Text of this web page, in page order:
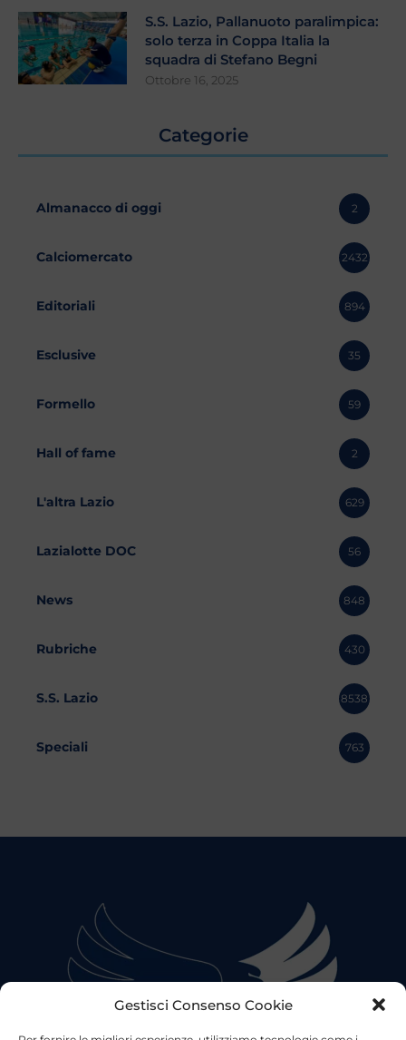
Gestisci Consenso Cookie
S.S. Lazio, Pallanuoto paralimpica:
solo terza in Coppa Italia la
squadra di Stefano Begni
Ottobre 16, 2025
Categorie
Almanacco di oggi 2
Calciomercato 2432
Editoriali 894
Esclusive 35
Formello 59
Hall of fame 2
L'altra Lazio 629
Lazialotte DOC 56
News 848
Rubriche 430
S.S. Lazio 8538
Speciali 763